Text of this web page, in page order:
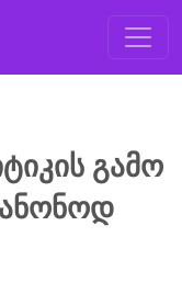
გამო